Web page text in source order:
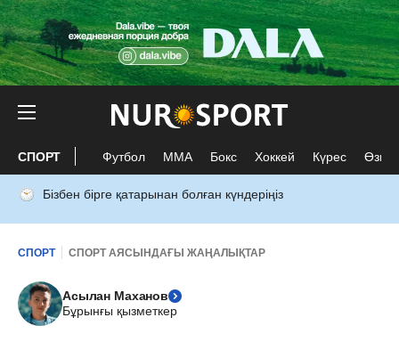
СПОРТ Футбол ММА Бокс Хоккей Күрес Өзге
Бізбен бірге қатарынан болған күндеріңіз
СПОРТ СПОРТ АЯСЫНДАҒЫ ЖАҢАЛЫҚТАР
Асылан Маханов
Бұрынғы қызметкер